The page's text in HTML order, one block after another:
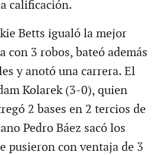
calificación.
Betts igualó la mejor
con 3 robos, bateó además
y anotó una carrera. El
Kolarek (3-0), quien
2 bases en 2 tercios de
Pedro Báez sacó los
pusieron con ventaja de 3